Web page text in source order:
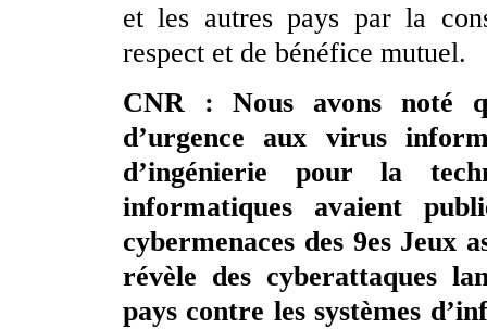
et les autres pays par la
respect et de bénéfice mutuel.
CNR : Nous avons noté
d’urgence aux virus
d’ingénierie pour la
informatiques avaient
cybermenaces des 9es Jeux
révèle des cyberattaques
pays contre les systèmes